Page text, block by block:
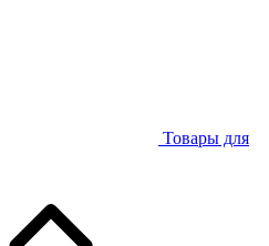
Товары для